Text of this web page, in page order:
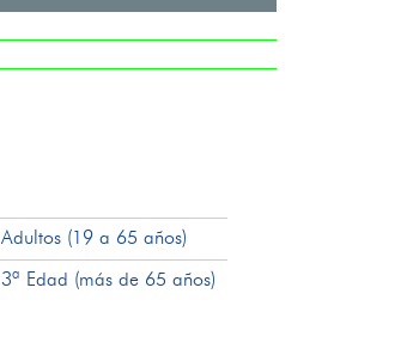
Adultos (19 a 65 años)
3ª Edad (más de 65 años)